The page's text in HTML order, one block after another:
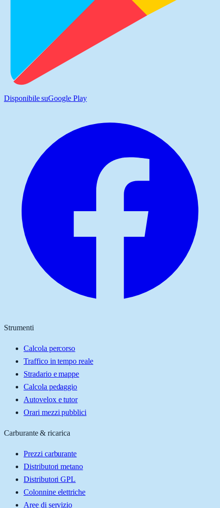
Disponibile suGoogle Play
Strumenti
Calcola percorso
Traffico in tempo reale
Stradario e mappe
Calcola pedaggio
Autovelox e tutor
Orari mezzi pubblici
Carburante & ricarica
Prezzi carburante
Distributori metano
Distributori GPL
Colonnine elettriche
Aree di servizio